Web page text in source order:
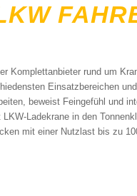
Komplettanbieter rund um
Einsatzbereichen
beweist Feingefühl und
Ladekrane in den
mit einer Nutzlast bis zu